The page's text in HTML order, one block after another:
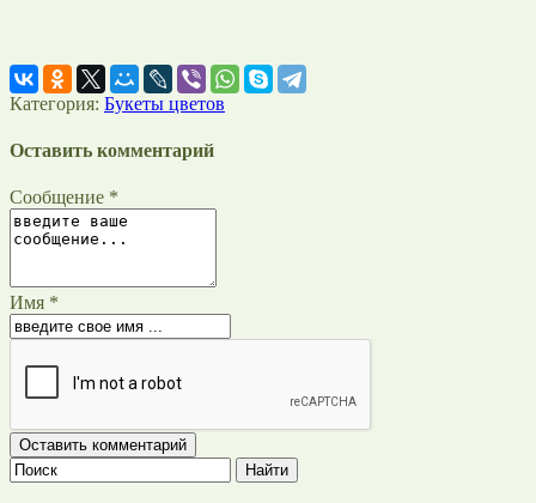
Категория: Букеты цветов
Оставить комментарий
Сообщение *
Имя *